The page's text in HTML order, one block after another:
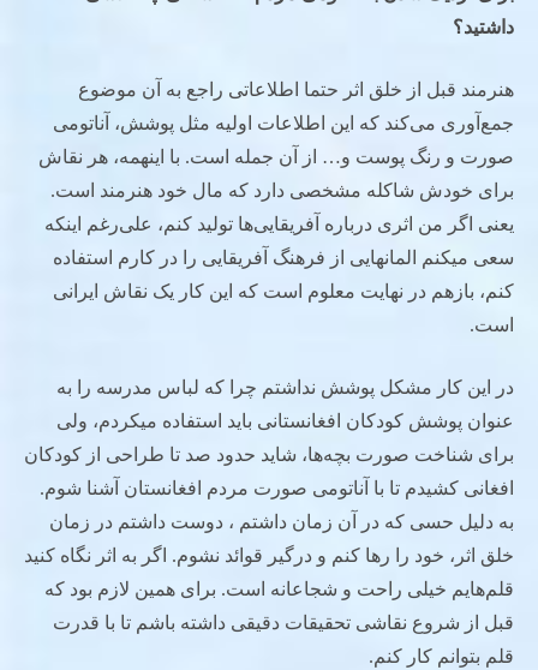
داشتید؟
هنرمند قبل از خلق اثر حتما اطلاعاتی راجع به آن موضوع
جمع‌آوری می‌کند که این اطلاعات اولیه مثل پوشش، آناتومی
صورت و رنگ پوست و… از آن جمله است. با اینهمه، هر نقاش
برای خودش شاکله مشخصی دارد که مال خود هنرمند است.
یعنی اگر من اثری درباره آفریقایی‌ها تولید کنم، علی‌رغم اینکه
سعی میکنم المان­هایی از فرهنگ آفریقایی را در کارم استفاده
کنم، بازهم در نهایت معلوم است که این کار یک نقاش ایرانی
است.
در این کار مشکل پوشش نداشتم چرا که لباس مدرسه را به
عنوان پوشش کودکان افغانستانی باید استفاده می­کردم، ولی
برای شناخت صورت بچه‌ها، شاید حدود صد تا طراحی از کودکان
افغانی کشیدم تا با آناتومی صورت مردم افغانستان آشنا شوم.
به دلیل حسی که در آن زمان داشتم ، دوست داشتم در زمان
خلق اثر، خود را رها کنم و درگیر قوائد نشوم. اگر به اثر نگاه کنید
قلم‌هایم خیلی راحت و شجاعانه است. برای همین لازم بود که
قبل از شروع نقاشی تحقیقات دقیقی داشته باشم تا با قدرت
قلم بتوانم کار کنم.